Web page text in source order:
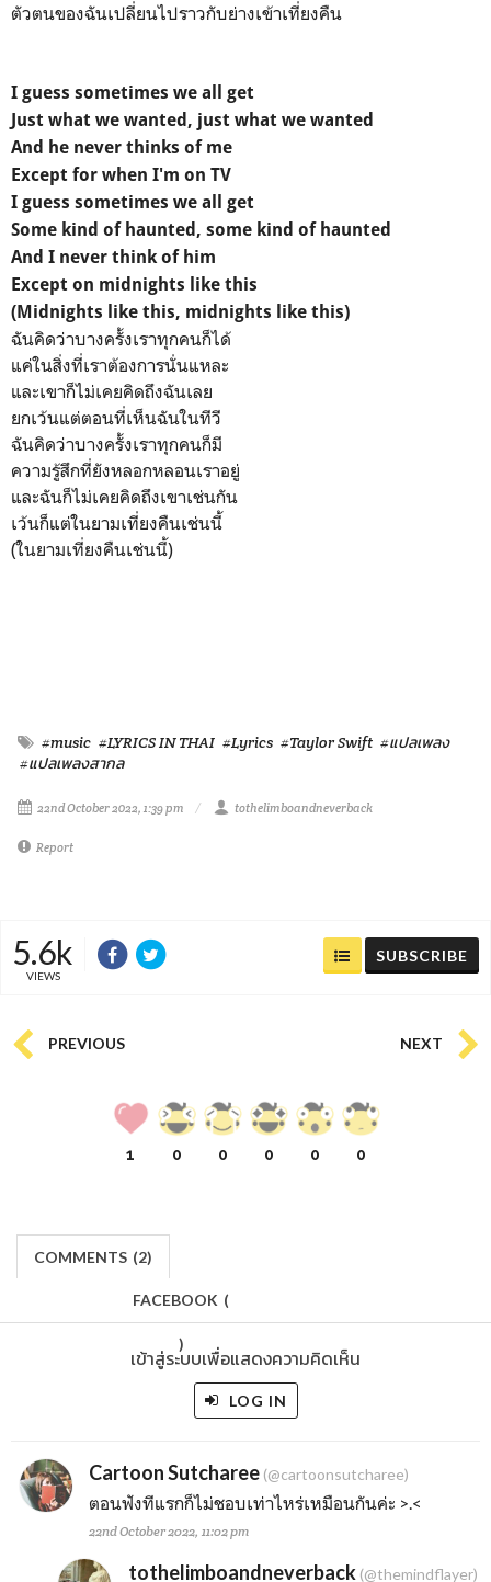
ตัวตนของฉันเปลี่ยนไปราวกับย่างเข้าเที่ยงคืน
I guess sometimes we all get
Just what we wanted, just what we wanted
And he never thinks of me
Except for when I'm on TV
I guess sometimes we all get
Some kind of haunted, some kind of haunted
And I never think of him
Except on midnights like this
(Midnights like this, midnights like this)
ฉันคิดว่าบางครั้งเราทุกคนก็ได้
แค่ในสิ่งที่เราต้องการนั่นแหละ
และเขาก็ไม่เคยคิดถึงฉันเลย
ยกเว้นแต่ตอนที่เห็นฉันในทีวี
ฉันคิดว่าบางครั้งเราทุกคนก็มี
ความรู้สึกที่ยังหลอกหลอนเราอยู่
และฉันก็ไม่เคยคิดถึงเขาเช่นกัน
เว้นก็แต่ในยามเที่ยงคืนเช่นนี้
(ในยามเที่ยงคืนเช่นนี้)
#music #LYRICS IN THAI #Lyrics #Taylor Swift #แปลเพลง
#แปลเพลงสากล
22nd October 2022, 1:39 pm tothelimboandneverback
Report
5.6k
VIEWS
SUBSCRIBE
PREVIOUS NEXT
1 0 0 0 0 0
COMMENTS (2)
FACEBOOK (
)
เข้าสู่ระบบเพื่อแสดงความคิดเห็น
LOG IN
Cartoon Sutcharee (@cartoonsutcharee)
ตอนฟังทีแรกก็ไม่ชอบเท่าไหร่เหมือนกันค่ะ >.<
22nd October 2022, 11:02 pm
tothelimboandneverback(@themindflayer)